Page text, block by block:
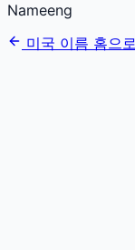
Nameeng
미국 이름 홈으로